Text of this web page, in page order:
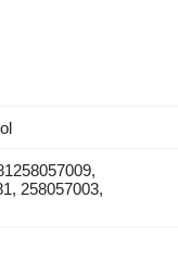
258057003,